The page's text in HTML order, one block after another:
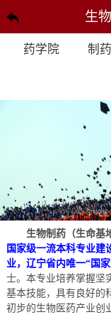
生
药学院 制
生物制药（生命基
国家级一流本科专业建
业，辽宁省内唯一“国
士。本专业培养掌握坚
基本技能，具有良好的
初步的生物医药产业创